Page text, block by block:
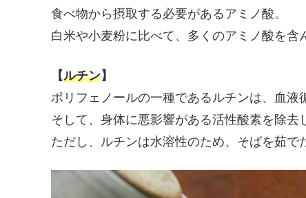
食べ物から摂取する必要があるアミノ酸。
白米や小麦粉に比べて、多くのアミノ酸を含
【ルチン】
ポリフェノールの一種であるルチンは、血液
そして、身体に悪影響がある活性酸素を除去
ただし、ルチンは水溶性のため、そばを茹で